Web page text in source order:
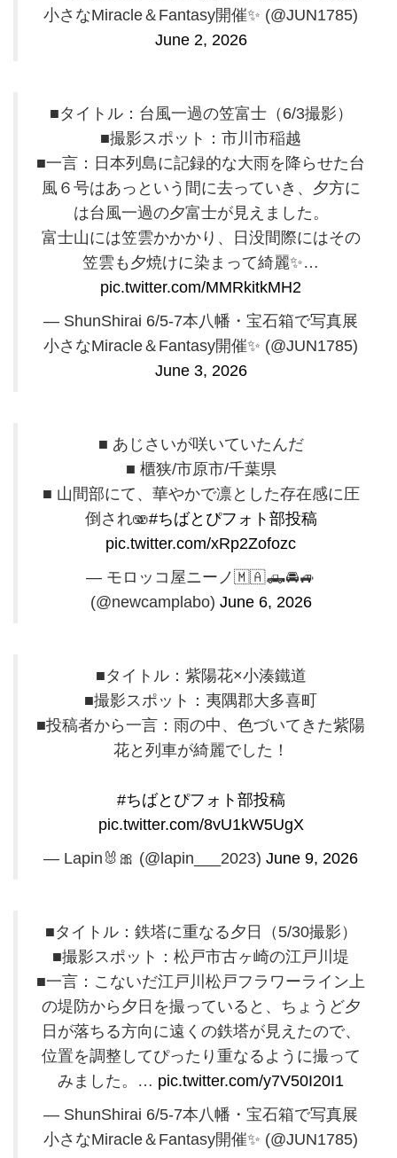
小さなMiracle＆Fantasy開催✨️ (@JUN1785)
June 2, 2026
■タイトル：台風一過の笠富士（6/3撮影）
■撮影スポット：市川市稲越
■一言：日本列島に記録的な大雨を降らせた台
風６号はあっという間に去っていき、夕方に
は台風一過の夕富士が見えました。
富士山には笠雲かかかり、日没間際にはその
笠雲も夕焼けに染まって綺麗✨️…
pic.twitter.com/MMRkitkMH2
— ShunShirai 6/5-7本八幡・宝石箱で写真展
小さなMiracle＆Fantasy開催✨️ (@JUN1785)
June 3, 2026
■ あじさいが咲いていたんだ
■ 櫃狭/市原市/千葉県
■ 山間部にて、華やかで凛とした存在感に圧
倒され🫨#ちばとぴフォト部投稿
pic.twitter.com/xRp2Zofozc
— モロッコ屋ニーノ🇲🇦🛻🚘🚙
(@newcamplabo) June 6, 2026
■タイトル：紫陽花×小湊鐵道
■撮影スポット：夷隅郡大多喜町
■投稿者から一言：雨の中、色づいてきた紫陽
花と列車が綺麗でした！
#ちばとぴフォト部投稿
pic.twitter.com/8vU1kW5UgX
— Lapin🐰🎀 (@lapin___2023) June 9, 2026
■タイトル：鉄塔に重なる夕日（5/30撮影）
■撮影スポット：松戸市古ヶ崎の江戸川堤
■一言：こないだ江戸川松戸フラワーライン上
の堤防から夕日を撮っていると、ちょうど夕
日が落ちる方向に遠くの鉄塔が見えたので、
位置を調整してぴったり重なるように撮って
みました。… pic.twitter.com/y7V50I20I1
— ShunShirai 6/5-7本八幡・宝石箱で写真展
小さなMiracle＆Fantasy開催✨️ (@JUN1785)